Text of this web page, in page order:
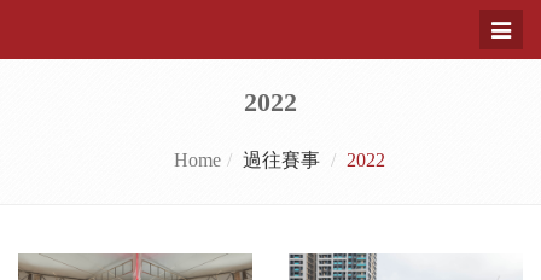
2022
Home 過往賽事 2022